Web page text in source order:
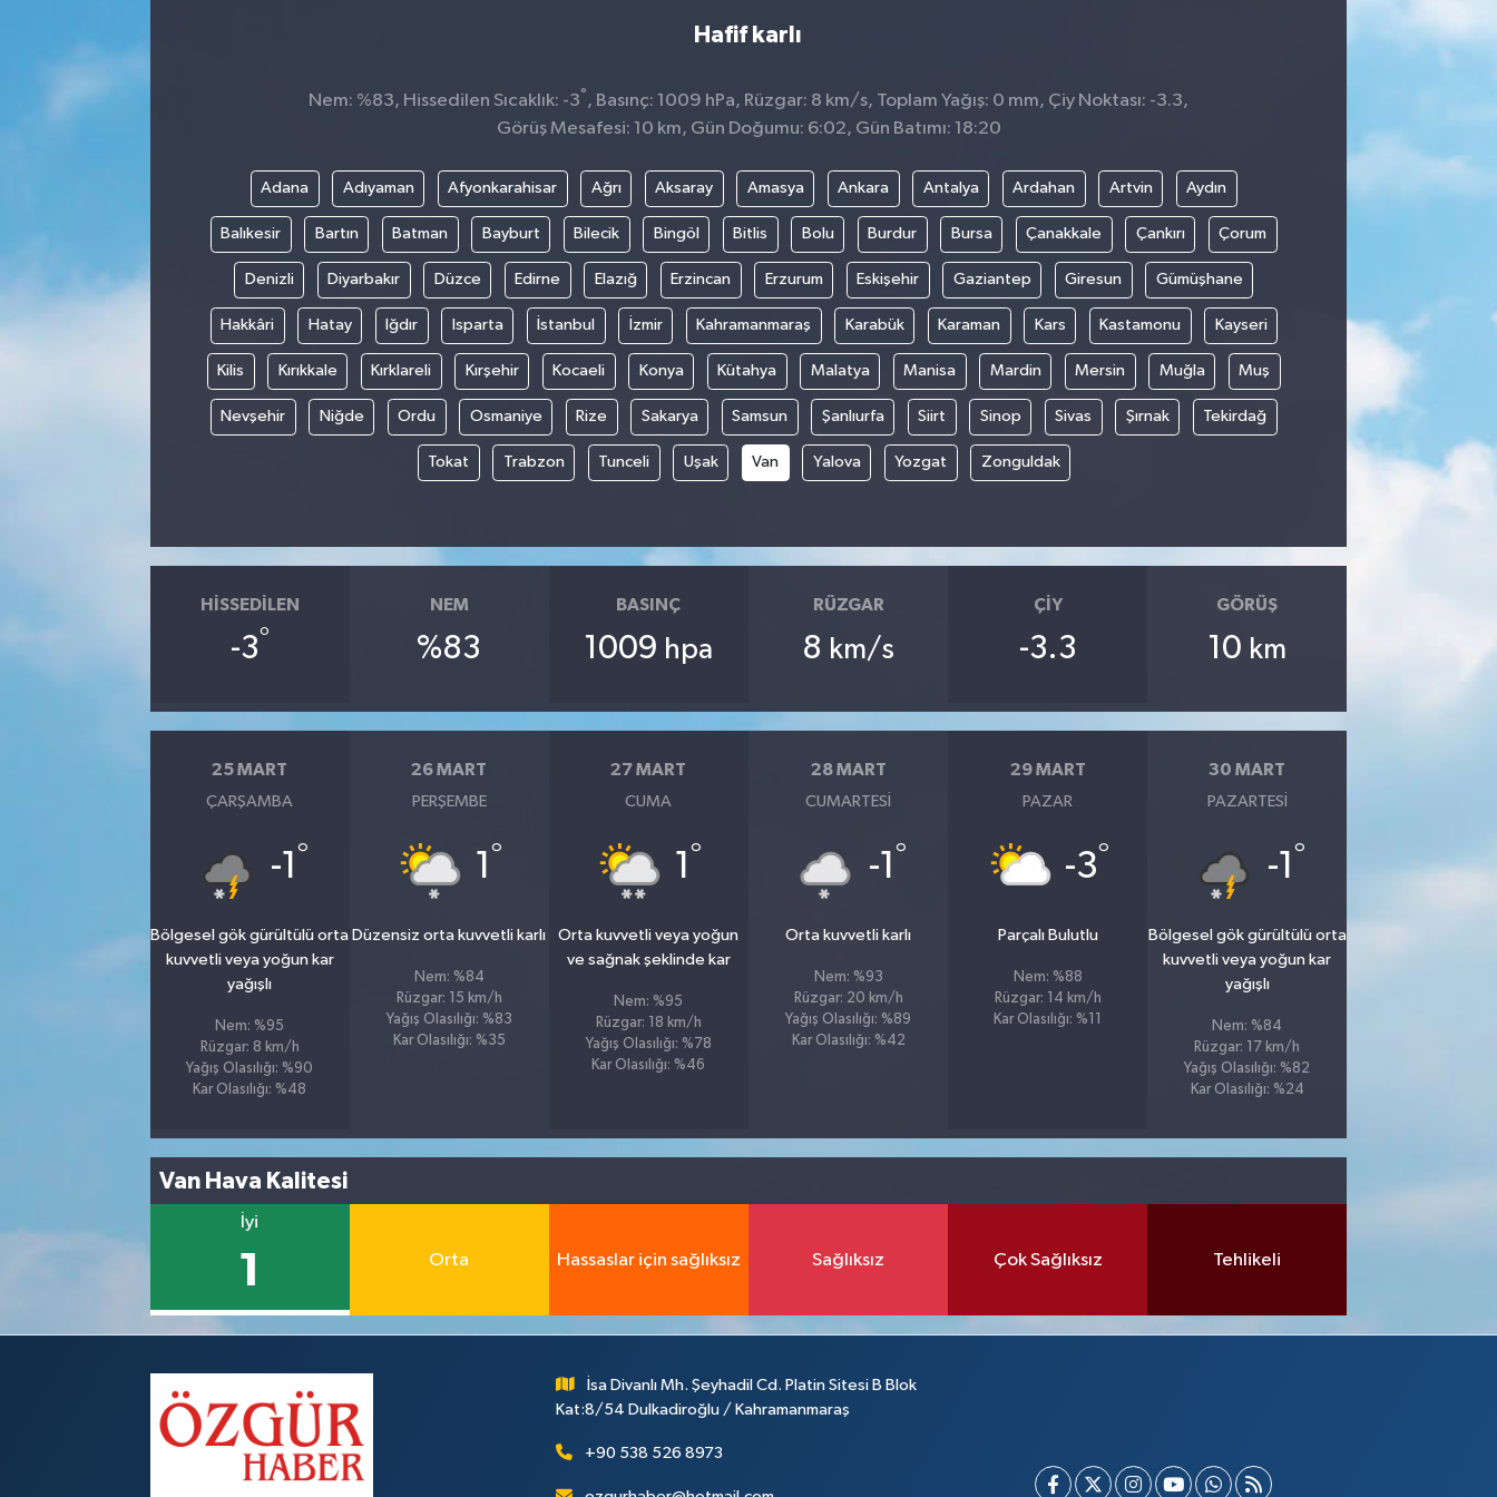
Hafif karlı
Nem: %83, Hissedilen Sıcaklık: -3° , Basınç: 1009 hPa, Rüzgar: 8 km/s, Toplam Yağış: 0 mm, Çiy Noktası: -3.3,
Görüş Mesafesi: 10 km, Gün Doğumu: 6:02, Gün Batımı: 18:20
Adana Adıyaman Afyonkarahisar Ağrı Aksaray Amasya Ankara Antalya Ardahan Artvin Aydın
Balıkesir Bartın Batman Bayburt Bilecik Bingöl Bitlis Bolu Burdur Bursa Çanakkale Çankırı Çorum
Denizli Diyarbakır Düzce Edirne Elazığ Erzincan Erzurum Eskişehir Gaziantep Giresun Gümüşhane
Hakkâri Hatay Iğdır Isparta İstanbul İzmir Kahramanmaraş Karabük Karaman Kars Kastamonu Kayseri
Kilis Kırıkkale Kırklareli Kırşehir Kocaeli Konya Kütahya Malatya Manisa Mardin Mersin Muğla Muş
Nevşehir Niğde Ordu Osmaniye Rize Sakarya Samsun Şanlıurfa Siirt Sinop Sivas Şırnak Tekirdağ
Tokat Trabzon Tunceli Uşak Van Yalova Yozgat Zonguldak
HISSEDILEN
-3°
NEM
%83
BASINÇ
1009 hpa
RÜZGAR
8 km/s
ÇIY
-3.3
GÖRÜŞ
10 km
25 MART
ÇARŞAMBA
-1 °
Bölgesel gök gürültülü orta
kuvvetli veya yoğun kar
yağışlı
Nem: %95
Rüzgar: 8 km/h
Yağış Olasılığı: %90
Kar Olasılığı: %48
26 MART
PERŞEMBE
1 °
Düzensiz orta kuvvetli karlı
Nem: %84
Rüzgar: 15 km/h
Yağış Olasılığı: %83
Kar Olasılığı: %35
27 MART
CUMA
1 °
Orta kuvvetli veya yoğun
ve sağnak şeklinde kar
Nem: %95
Rüzgar: 18 km/h
Yağış Olasılığı: %78
Kar Olasılığı: %46
28 MART
CUMARTESI
-1 °
Orta kuvvetli karlı
Nem: %93
Rüzgar: 20 km/h
Yağış Olasılığı: %89
Kar Olasılığı: %42
29 MART
PAZAR
-3°
Parçalı Bulutlu
Nem: %88
Rüzgar: 14 km/h
Kar Olasılığı: %11
30 MART
PAZARTESI
-1 °
Bölgesel gök gürültülü orta
kuvvetli veya yoğun kar
yağışlı
Nem: %84
Rüzgar: 17 km/h
Yağış Olasılığı: %82
Kar Olasılığı: %24
Van Hava Kalitesi
İyi
1 Orta Hassaslar için sağlıksız Sağlıksız Çok Sağlıksız Tehlikeli
İsa Divanlı Mh. Şeyhadil Cd. Platin Sitesi B Blok
Kat:8/54 Dulkadiroğlu / Kahramanmaraş
+90 538 526 8973